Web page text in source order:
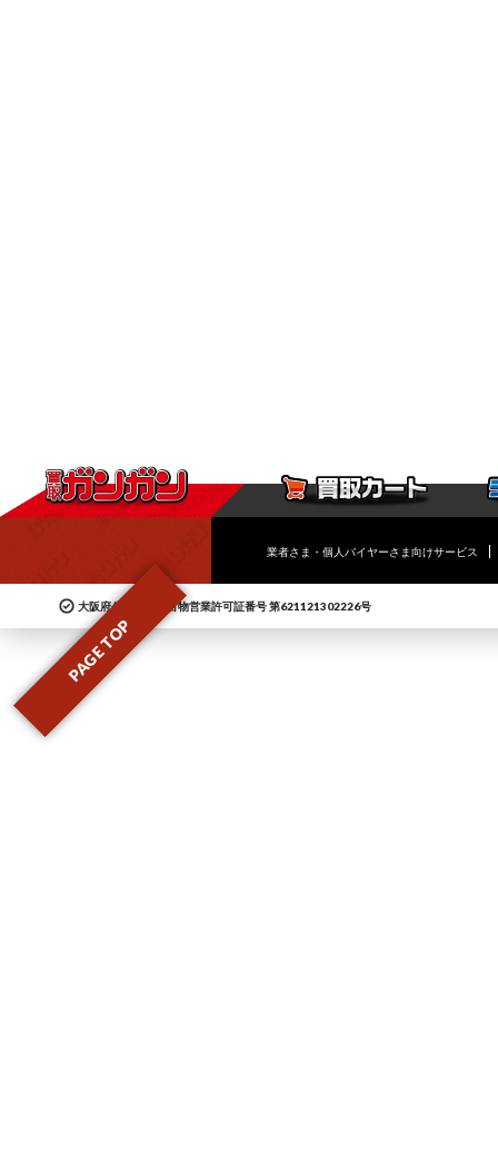
業者さま・個人バイヤーさま向けサービス
大阪府公安委員会古物営業許可証番号 第621121302226号
PAGE TOP